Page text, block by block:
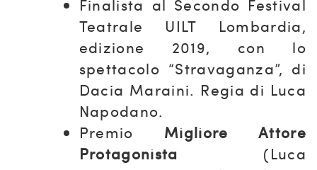
Finalista al Secondo Festival
Teatrale UILT Lombardia,
edizione 2019, con lo
spettacolo “Stravaganza”, di
Dacia Maraini. Regia di Luca
Napodano.
Premio Migliore Attore
Protagonista (Luca